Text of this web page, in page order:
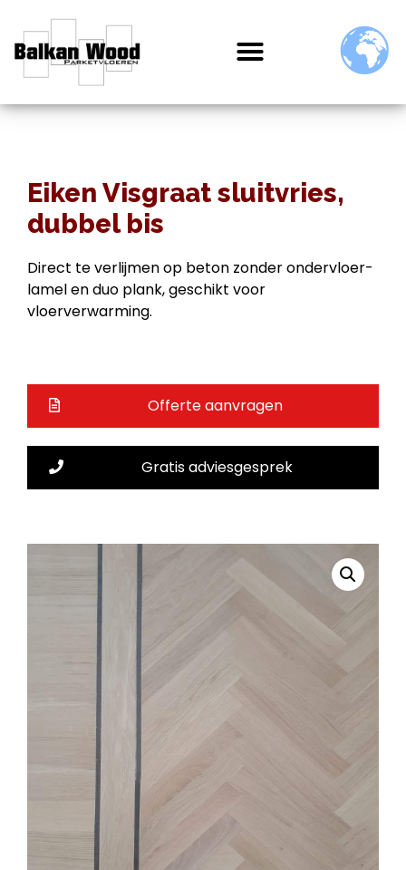
Eiken Visgraat sluitvries,
dubbel bis
Direct te verlijmen op beton zonder ondervloer-
lamel en duo plank, geschikt voor
vloerverwarming.
Offerte aanvragen
Gratis adviesgesprek